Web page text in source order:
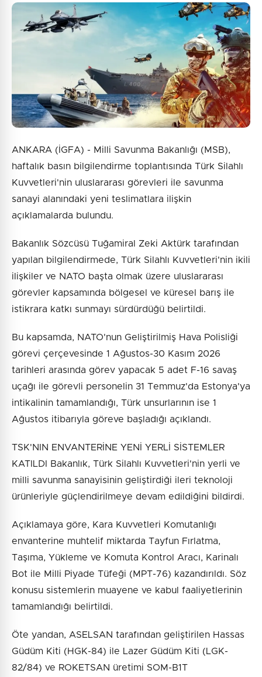
ANKARA (İGFA) - Milli Savunma Bakanlığı (MSB),
haftalık basın bilgilendirme toplantısında Türk Silahlı
Kuvvetleri'nin uluslararası görevleri ile savunma
sanayi alanındaki yeni teslimatlara ilişkin
açıklamalarda bulundu.
Bakanlık Sözcüsü Tuğamiral Zeki Aktürk tarafından
yapılan bilgilendirmede, Türk Silahlı Kuvvetleri'nin ikili
ilişkiler ve NATO başta olmak üzere uluslararası
görevler kapsamında bölgesel ve küresel barış ile
istikrara katkı sunmayı sürdürdüğü belirtildi.
Bu kapsamda, NATO'nun Geliştirilmiş Hava Polisliği
görevi çerçevesinde 1 Ağustos-30 Kasım 2026
tarihleri arasında görev yapacak 5 adet F-16 savaş
uçağı ile görevli personelin 31 Temmuz'da Estonya'ya
intikalinin tamamlandığı, Türk unsurlarının ise 1
Ağustos itibarıyla göreve başladığı açıklandı.
TSK'NIN ENVANTERİNE YENİ YERLİ SİSTEMLER
KATILDI Bakanlık, Türk Silahlı Kuvvetleri'nin yerli ve
milli savunma sanayisinin geliştirdiği ileri teknoloji
ürünleriyle güçlendirilmeye devam edildiğini bildirdi.
Açıklamaya göre, Kara Kuvvetleri Komutanlığı
envanterine muhtelif miktarda Tayfun Fırlatma,
Taşıma, Yükleme ve Komuta Kontrol Aracı, Karinalı
Bot ile Milli Piyade Tüfeği (MPT-76) kazandırıldı. Söz
konusu sistemlerin muayene ve kabul faaliyetlerinin
tamamlandığı belirtildi.
Öte yandan, ASELSAN tarafından geliştirilen Hassas
Güdüm Kiti (HGK-84) ile Lazer Güdüm Kiti (LGK-
82/84) ve ROKETSAN üretimi SOM-B1T